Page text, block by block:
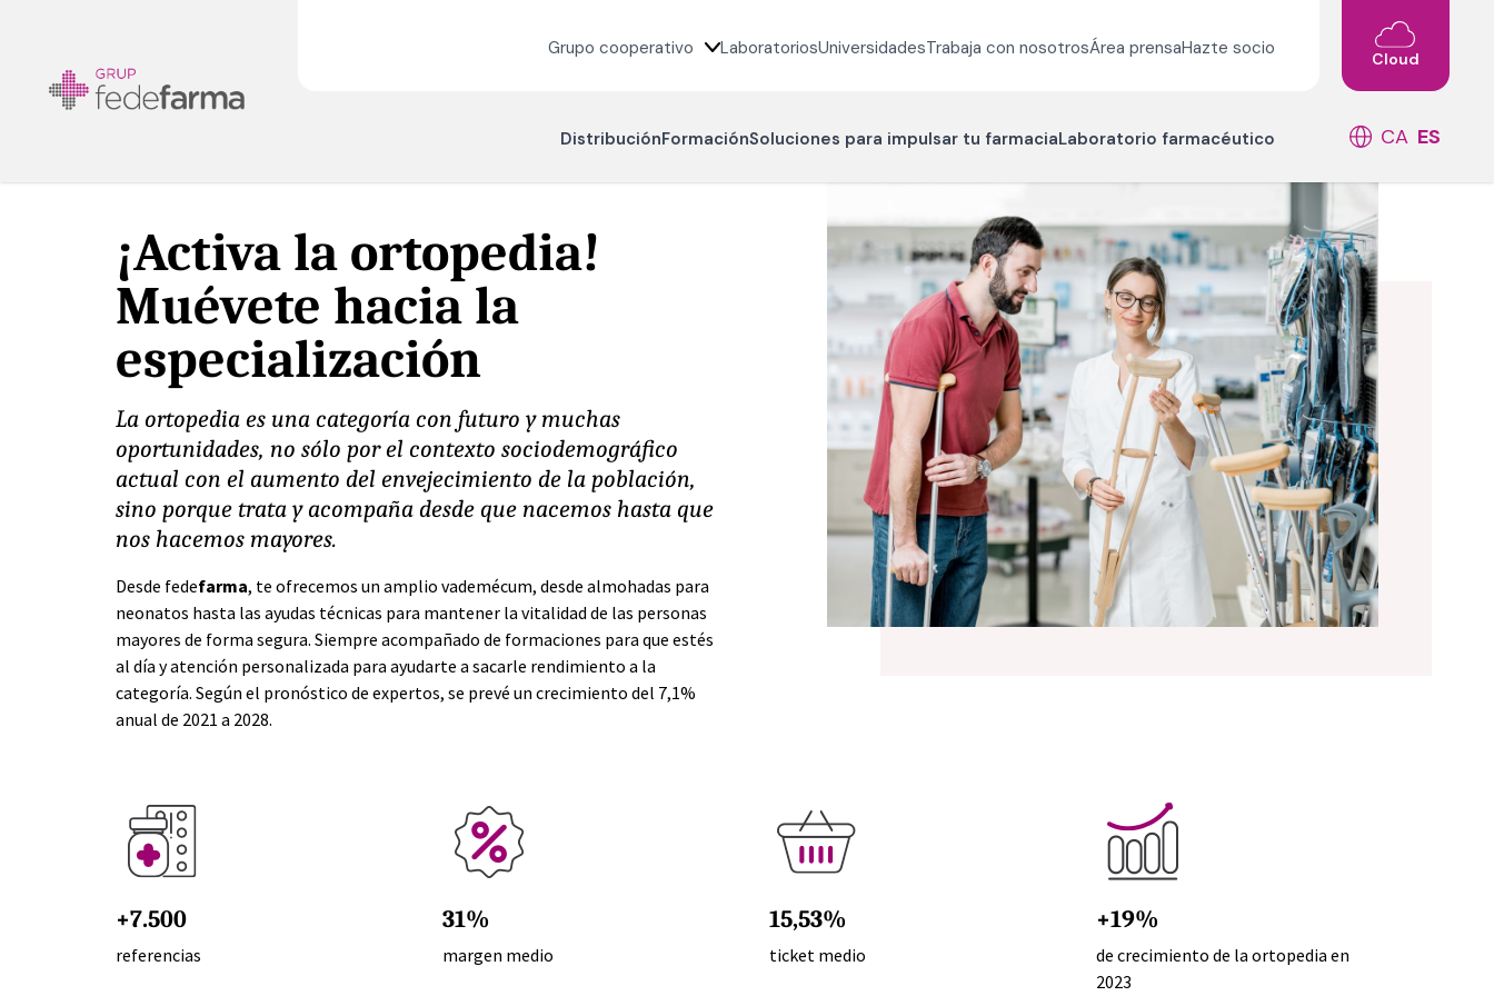
Grupo cooperativo LaboratoriosUniversidadesTrabaja con nosotrosÁrea prensaHazte socio
DistribuciónFormaciónSoluciones para impulsar tu farmaciaLaboratorio farmacéutico
Cloud
CA ES
¡Activa la ortopedia!
Muévete hacia la
especialización
La ortopedia es una categoría con futuro y muchas
oportunidades, no sólo por el contexto sociodemográfico
actual con el aumento del envejecimiento de la población,
sino porque trata y acompaña desde que nacemos hasta que
nos hacemos mayores.
Desde fedefarma, te ofrecemos un amplio vademécum, desde almohadas para
neonatos hasta las ayudas técnicas para mantener la vitalidad de las personas
mayores de forma segura. Siempre acompañado de formaciones para que estés
al día y atención personalizada para ayudarte a sacarle rendimiento a la
categoría. Según el pronóstico de expertos, se prevé un crecimiento del 7,1%
anual de 2021 a 2028.
+7.500
referencias
31%
margen medio
15,53%
ticket medio
+19%
de crecimiento de la ortopedia en
2023